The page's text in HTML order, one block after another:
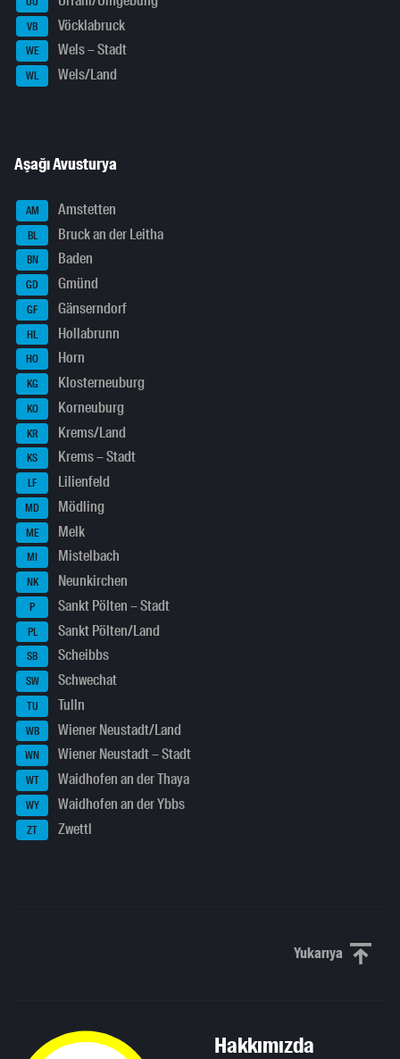
VB Vöcklabruck
WE Wels – Stadt
WL Wels/Land
Aşağı Avusturya
AM Amstetten
BL Bruck an der Leitha
BN Baden
GD Gmünd
GF Gänserndorf
HL Hollabrunn
HO Horn
KG Klosterneuburg
KO Korneuburg
KR Krems/Land
KS Krems – Stadt
LF Lilienfeld
MD Mödling
ME Melk
MI Mistelbach
NK Neunkirchen
P Sankt Pölten – Stadt
PL Sankt Pölten/Land
SB Scheibbs
SW Schwechat
TU Tulln
WB Wiener Neustadt/Land
WN Wiener Neustadt – Stadt
WT Waidhofen an der Thaya
WY Waidhofen an der Ybbs
ZT Zwettl
YukarıyaYukarı
Hakkımızda